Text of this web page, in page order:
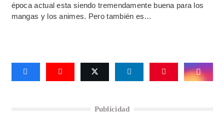
época actual esta siendo tremendamente buena para los
mangas y los animes. Pero también es…
Publicidad